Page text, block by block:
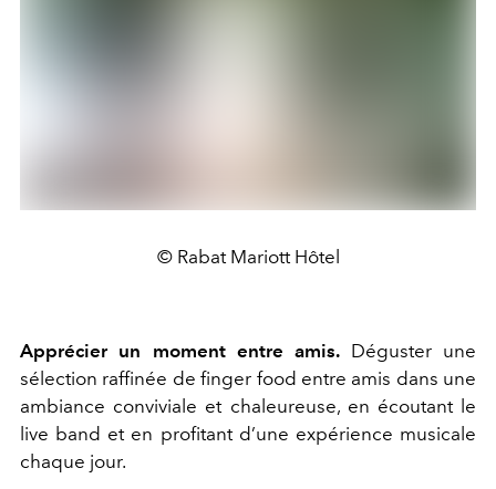
© Rabat Mariott Hôtel
Apprécier un moment entre amis. Déguster une
sélection raffinée de finger food entre amis dans une
ambiance conviviale et chaleureuse, en écoutant le
live band et en profitant d’une expérience musicale
chaque jour.